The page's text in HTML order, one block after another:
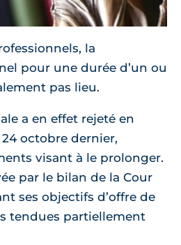
la
pour une durée d’un ou
pas lieu.
a en effet rejeté en
octobre dernier,
visant à le prolonger.
par le bilan de la Cour
ses objectifs d’offre de
tendues partiellement